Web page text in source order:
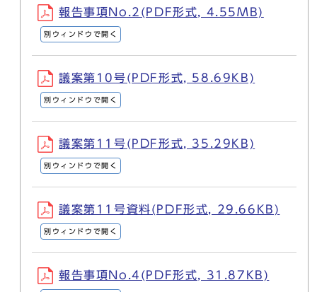
報告事項No.2(PDF形式, 4.55MB)
別ウィンドウで開く
議案第10号(PDF形式, 58.69KB)
別ウィンドウで開く
議案第11号(PDF形式, 35.29KB)
別ウィンドウで開く
議案第11号資料(PDF形式, 29.66KB)
別ウィンドウで開く
報告事項No.4(PDF形式, 31.87KB)